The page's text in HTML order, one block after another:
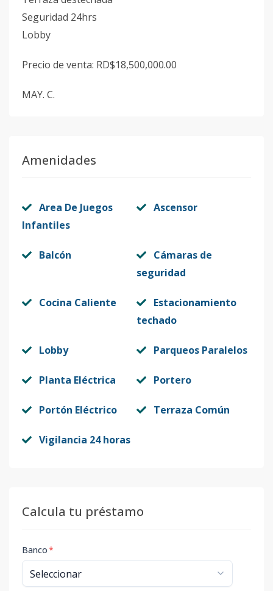
Seguridad 24hrs
Lobby
Precio de venta: RD$18,500,000.00
MAY. C.
Amenidades
Area De Juegos
Infantiles
Ascensor
Balcón
Cámaras de
seguridad
Cocina Caliente
Estacionamiento
techado
Lobby Parqueos Paralelos
Planta Eléctrica Portero
Portón Eléctrico Terraza Común
Vigilancia 24 horas
Calcula tu préstamo
Banco*